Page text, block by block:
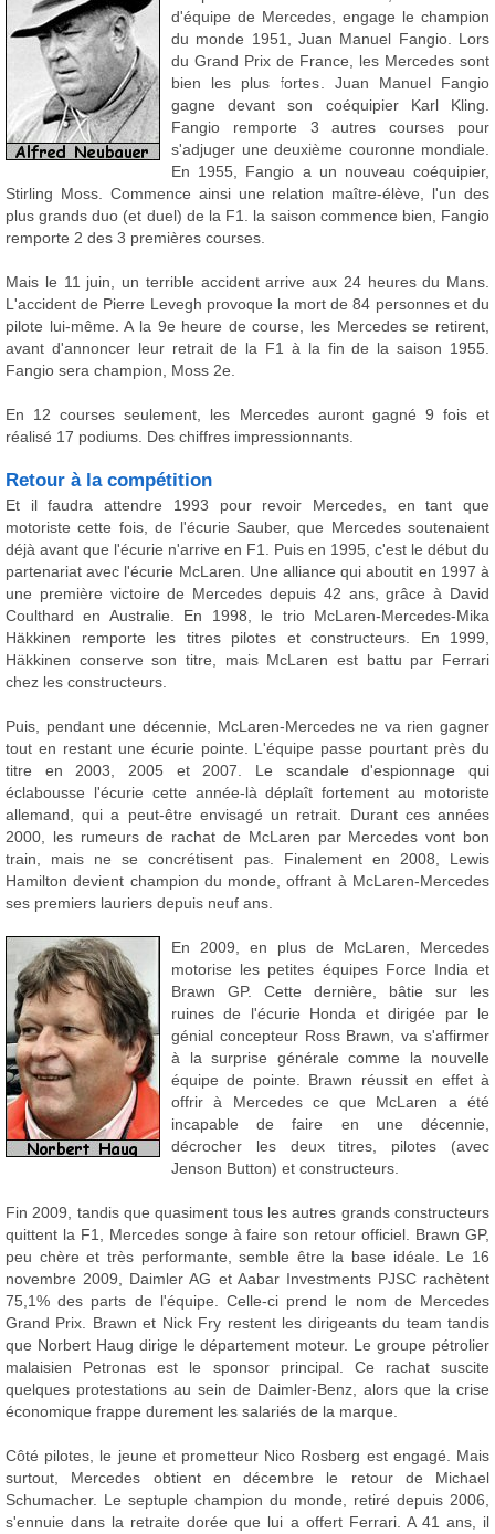
d'équipe de Mercedes, engage le champion
du monde 1951, Juan Manuel Fangio. Lors
du Grand Prix de France, les Mercedes sont
bien les plus fortes. Juan Manuel Fangio
gagne devant son coéquipier Karl Kling.
Fangio remporte 3 autres courses pour
s'adjuger une deuxième couronne mondiale.
En 1955, Fangio a un nouveau coéquipier,
Stirling Moss. Commence ainsi une relation maître-élève, l'un des
plus grands duo (et duel) de la F1. la saison commence bien, Fangio
remporte 2 des 3 premières courses.
Mais le 11 juin, un terrible accident arrive aux 24 heures du Mans.
L'accident de Pierre Levegh provoque la mort de 84 personnes et du
pilote lui-même. A la 9e heure de course, les Mercedes se retirent,
avant d'annoncer leur retrait de la F1 à la fin de la saison 1955.
Fangio sera champion, Moss 2e.
En 12 courses seulement, les Mercedes auront gagné 9 fois et
réalisé 17 podiums. Des chiffres impressionnants.
Retour à la compétition
Et il faudra attendre 1993 pour revoir Mercedes, en tant que
motoriste cette fois, de l'écurie Sauber, que Mercedes soutenaient
déjà avant que l'écurie n'arrive en F1. Puis en 1995, c'est le début du
partenariat avec l'écurie McLaren. Une alliance qui aboutit en 1997 à
une première victoire de Mercedes depuis 42 ans, grâce à David
Coulthard en Australie. En 1998, le trio McLaren-Mercedes-Mika
Häkkinen remporte les titres pilotes et constructeurs. En 1999,
Häkkinen conserve son titre, mais McLaren est battu par Ferrari
chez les constructeurs.
Puis, pendant une décennie, McLaren-Mercedes ne va rien gagner
tout en restant une écurie pointe. L'équipe passe pourtant près du
titre en 2003, 2005 et 2007. Le scandale d'espionnage qui
éclabousse l'écurie cette année-là déplaît fortement au motoriste
allemand, qui a peut-être envisagé un retrait. Durant ces années
2000, les rumeurs de rachat de McLaren par Mercedes vont bon
train, mais ne se concrétisent pas. Finalement en 2008, Lewis
Hamilton devient champion du monde, offrant à McLaren-Mercedes
ses premiers lauriers depuis neuf ans.
En 2009, en plus de McLaren, Mercedes
motorise les petites équipes Force India et
Brawn GP. Cette dernière, bâtie sur les
ruines de l'écurie Honda et dirigée par le
génial concepteur Ross Brawn, va s'affirmer
à la surprise générale comme la nouvelle
équipe de pointe. Brawn réussit en effet à
offrir à Mercedes ce que McLaren a été
incapable de faire en une décennie,
décrocher les deux titres, pilotes (avec
Jenson Button) et constructeurs.
Fin 2009, tandis que quasiment tous les autres grands constructeurs
quittent la F1, Mercedes songe à faire son retour officiel. Brawn GP,
peu chère et très performante, semble être la base idéale. Le 16
novembre 2009, Daimler AG et Aabar Investments PJSC rachètent
75,1% des parts de l'équipe. Celle-ci prend le nom de Mercedes
Grand Prix. Brawn et Nick Fry restent les dirigeants du team tandis
que Norbert Haug dirige le département moteur. Le groupe pétrolier
malaisien Petronas est le sponsor principal. Ce rachat suscite
quelques protestations au sein de Daimler-Benz, alors que la crise
économique frappe durement les salariés de la marque.
Côté pilotes, le jeune et prometteur Nico Rosberg est engagé. Mais
surtout, Mercedes obtient en décembre le retour de Michael
Schumacher. Le septuple champion du monde, retiré depuis 2006,
s'ennuie dans la retraite dorée que lui a offert Ferrari. A 41 ans, il